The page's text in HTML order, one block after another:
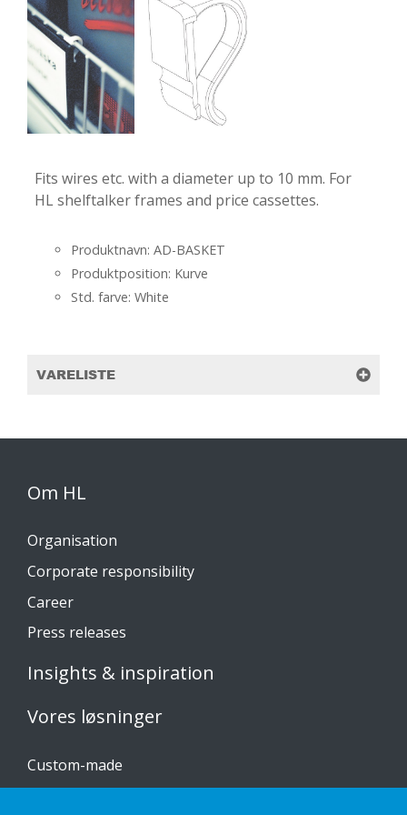
Fits wires etc. with a diameter up to 10 mm. For
HL shelftalker frames and price cassettes.
Produktnavn: AD-BASKET
Produktposition: Kurve
Std. farve: White
VARELISTE
Om HL
Organisation
Corporate responsibility
Career
Press releases
Insights & inspiration
Vores løsninger
Custom-made